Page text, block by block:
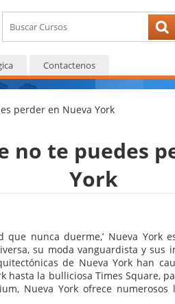
Contactenos
perder en Nueva York
no te puedes
York
que nunca duerme,’ Nueva York
su moda vanguardista y sus
de Nueva York han
hasta la bulliciosa Times Square,
Nueva York ofrece